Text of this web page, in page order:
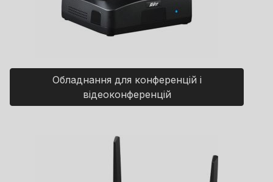
Обладнання для конференцій і
відеоконференцій